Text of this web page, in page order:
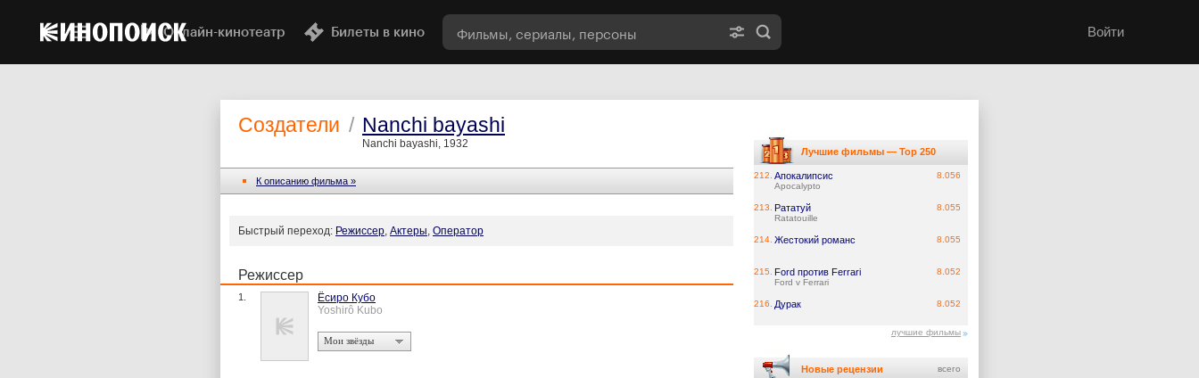
Онлайн-кинотеатр Билеты в кино Войти
Создатели / Nanchi bayashi
Nanchi bayashi, 1932
К описанию фильма »
Быстрый переход: Режиссер, Актеры, Оператор
Режиссер
1.
Ёсиро Кубо
Yoshirô Kubo
Мои звёзды
Лучшие фильмы — Top 250
212. Апокалипсис
Apocalypto
8.056
213. Рататуй
Ratatouille
8.055
214. Жестокий романс 8.055
215. Ford против Ferrari
Ford v Ferrari
8.052
216. Дурак 8.052
лучшие фильмы
Новые рецензии всего